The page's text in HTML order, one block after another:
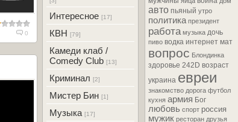
0
Интересное [17]
КВН [79]
Камеди клаб /
Comedy Club [13]
Криминал [2]
Мистер Бин [1]
Музыка [17]
авто пьяный утро
политика президент
работа музыка дочь
пиво водка интернет мат
вопрос Блондинка
здоровье 242D возраст
украина евреи
знакомство дорога футбол
кухня армия Бог
любовь спорт россия
мужик ресторан друзья